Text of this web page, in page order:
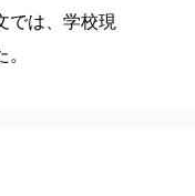
では、学校現